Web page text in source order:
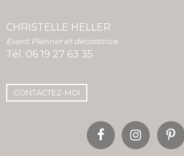
CHRISTELLE HELLER
Event Planner et décoratrice
Tél. 06 19 27 63 35
CONTACTEZ-MOI